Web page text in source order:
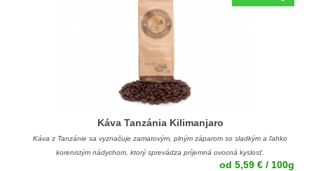
Káva Tanzánia Kilimanjaro
Káva z Tanzánie sa vyznačuje zamatovým, plným záparom so sladkým a ľahko
korenistým nádychom, ktorý sprevádza príjemná ovocná kyslosť.
od 5,59 € / 100g